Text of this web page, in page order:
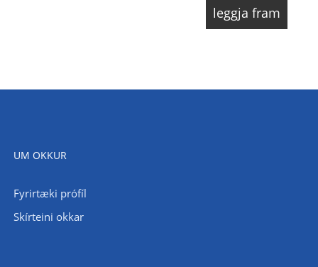
UM OKKUR
Fyrirtæki prófíl
Skírteini okkar